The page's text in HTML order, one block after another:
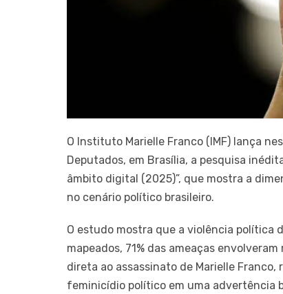
O Instituto Marielle Franco (IMF) lança
Deputados, em Brasília, a pesquisa
âmbito digital (2025)”, que mostra a
no cenário político brasileiro.
O estudo mostra que a violência política
mapeados, 71% das ameaças
direta ao assassinato de Marielle
feminicídio político em uma advertência